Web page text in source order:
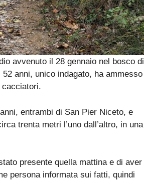
avvenuto il 28 gennaio nel bosco di
anni, unico indagato, ha ammesso
entrambi di San Pier Niceto, e
trenta metri l’uno dall’altro, in una
presente quella mattina e di aver
persona informata sui fatti, quindi